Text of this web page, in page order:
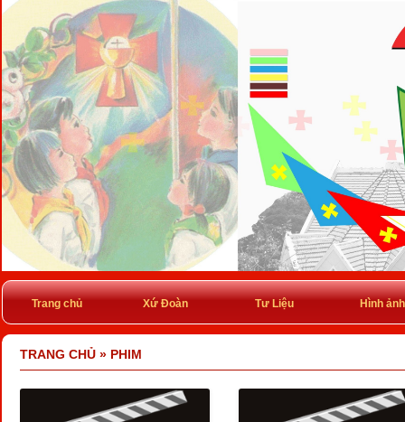
Trang chủ Xứ Đoàn Tư Liệu Hình ảnh
TRANG CHỦ » PHIM